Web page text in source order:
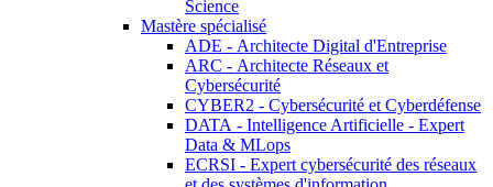
Science
Mastère spécialisé
ADE - Architecte Digital d'Entreprise
ARC - Architecte Réseaux et
Cybersécurité
CYBER2 - Cybersécurité et Cyberdéfense
DATA - Intelligence Artificielle - Expert
Data & MLops
ECRSI - Expert cybersécurité des réseaux